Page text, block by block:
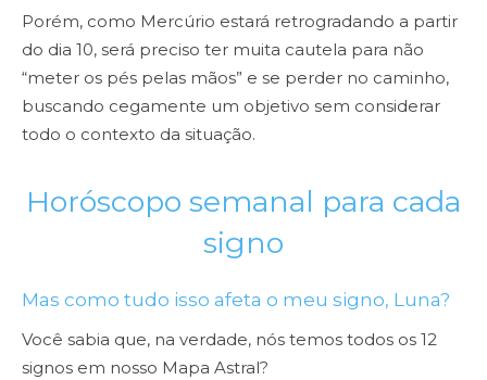
Porém, como Mercúrio estará retrogradando a partir
do dia 10, será preciso ter muita cautela para não
“meter os pés pelas mãos” e se perder no caminho,
buscando cegamente um objetivo sem considerar
todo o contexto da situação.
Horóscopo semanal para cada
signo
Mas como tudo isso afeta o meu signo, Luna?
Você sabia que, na verdade, nós temos todos os 12
signos em nosso Mapa Astral?